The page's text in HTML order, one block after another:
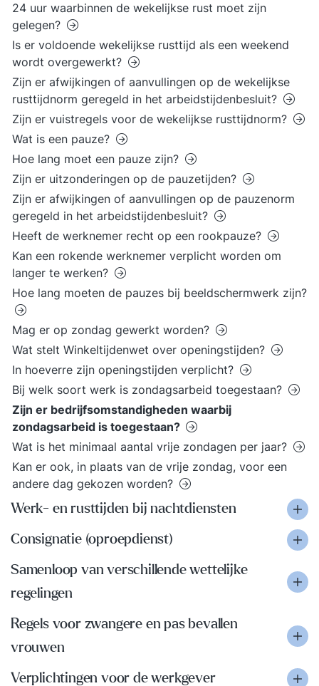
24 uur waarbinnen de wekelijkse rust moet zijn
gelegen?
Is er voldoende wekelijkse rusttijd als een weekend
wordt overgewerkt?
Zijn er afwijkingen of aanvullingen op de wekelijkse
rusttijdnorm geregeld in het arbeidstijdenbesluit?
Zijn er vuistregels voor de wekelijkse rusttijdnorm?
Wat is een pauze?
Hoe lang moet een pauze zijn?
Zijn er uitzonderingen op de pauzetijden?
Zijn er afwijkingen of aanvullingen op de pauzenorm
geregeld in het arbeidstijdenbesluit?
Heeft de werknemer recht op een rookpauze?
Kan een rokende werknemer verplicht worden om
langer te werken?
Hoe lang moeten de pauzes bij beeldschermwerk zijn?
Mag er op zondag gewerkt worden?
Wat stelt Winkeltijdenwet over openingstijden?
In hoeverre zijn openingstijden verplicht?
Bij welk soort werk is zondagsarbeid toegestaan?
Zijn er bedrijfsomstandigheden waarbij
zondagsarbeid is toegestaan?
Wat is het minimaal aantal vrije zondagen per jaar?
Kan er ook, in plaats van de vrije zondag, voor een
andere dag gekozen worden?
Werk- en rusttijden bij nachtdiensten
Consignatie (oproepdienst)
Samenloop van verschillende wettelijke
regelingen
Regels voor zwangere en pas bevallen
vrouwen
Verplichtingen voor de werkgever